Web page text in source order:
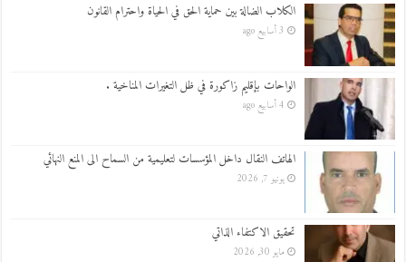
الكلاب الضالة بين حماية الحق في الحياة واحترام القانون
3 أسابيع ago
الواحات بإقليم زاكورة في ظل التغيرات المناخية .
4 أسابيع ago
الهاتف النقال داخل المؤسسات لتعليمية من السماح الى المنع النهائي
يونيو 7, 2026
تحقيق الاكتفاء الذاتي
مايو 30, 2026